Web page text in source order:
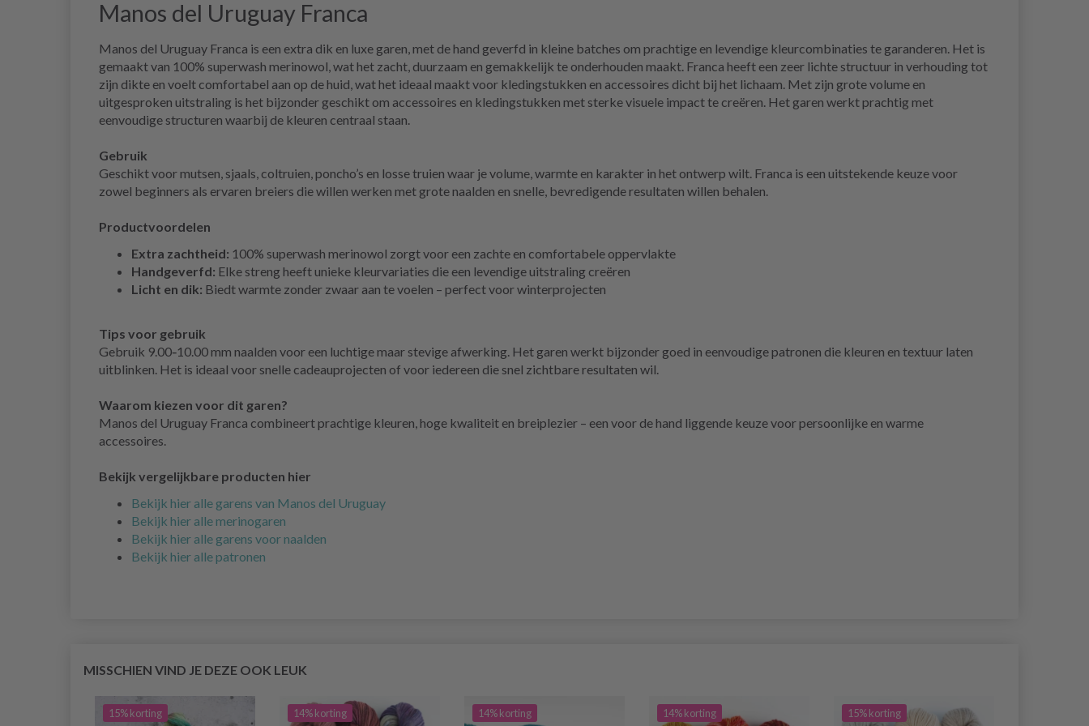
Manos del Uruguay Franca
Manos del Uruguay Franca is een extra dik en luxe garen, met de hand geverfd in kleine batches om prachtige en levendige kleurcombinaties te garanderen. Het is
gemaakt van 100% superwash merinowol, wat het zacht, duurzaam en gemakkelijk te onderhouden maakt. Franca heeft een zeer lichte structuur in verhouding tot
zijn dikte en voelt comfortabel aan op de huid, wat het ideaal maakt voor kledingstukken en accessoires dicht bij het lichaam. Met zijn grote volume en
uitgesproken uitstraling is het bijzonder geschikt om accessoires en kledingstukken met sterke visuele impact te creëren. Het garen werkt prachtig met
eenvoudige structuren waarbij de kleuren centraal staan.
Gebruik
Geschikt voor mutsen, sjaals, coltruien, poncho’s en losse truien waar je volume, warmte en karakter in het ontwerp wilt. Franca is een uitstekende keuze voor
zowel beginners als ervaren breiers die willen werken met grote naalden en snelle, bevredigende resultaten willen behalen.
Productvoordelen
Extra zachtheid: 100% superwash merinowol zorgt voor een zachte en comfortabele oppervlakte
Handgeverfd: Elke streng heeft unieke kleurvariaties die een levendige uitstraling creëren
Licht en dik: Biedt warmte zonder zwaar aan te voelen – perfect voor winterprojecten
Tips voor gebruik
Gebruik 9.00‑10.00 mm naalden voor een luchtige maar stevige afwerking. Het garen werkt bijzonder goed in eenvoudige patronen die kleuren en textuur laten
uitblinken. Het is ideaal voor snelle cadeauprojecten of voor iedereen die snel zichtbare resultaten wil.
Waarom kiezen voor dit garen?
Manos del Uruguay Franca combineert prachtige kleuren, hoge kwaliteit en breiplezier – een voor de hand liggende keuze voor persoonlijke en warme
accessoires.
Bekijk vergelijkbare producten hier
Bekijk hier alle garens van Manos del Uruguay
Bekijk hier alle merinogaren
Bekijk hier alle garens voor naalden
Bekijk hier alle patronen
MISSCHIEN VIND JE DEZE OOK LEUK
15% korting 14% korting 14% korting 14% korting 15% korting